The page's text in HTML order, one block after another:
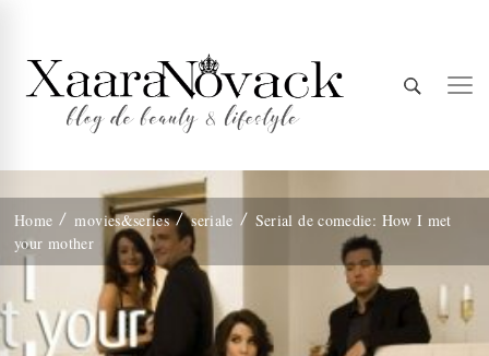
Xaara
Novack
Home movies&series seriale
Serial de comedie: How I met
your mother